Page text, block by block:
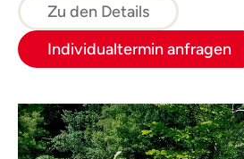
Zu den Details
Individualtermin anfragen